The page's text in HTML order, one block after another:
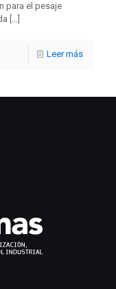
para el pesaje
[…]
Leer más